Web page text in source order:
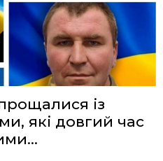
із
які довгий час